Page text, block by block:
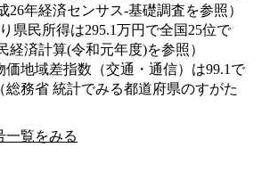
26年経済センサス‐基礎調査を参照）
県民所得は295.1万円で全国25位で
経済計算(令和元年度)を参照）
価地域差指数（交通・通信）は99.1で
総務省 統計でみる都道府県のすがた
一覧をみる